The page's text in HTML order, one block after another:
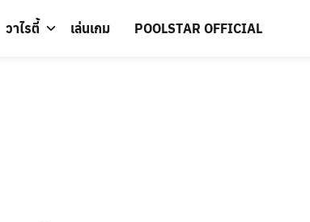
วาไรตี้ เล่นเกม POOLSTAR OFFICIAL